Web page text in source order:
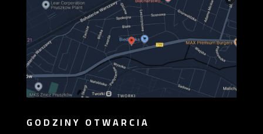
GODZINY OTWARCIA